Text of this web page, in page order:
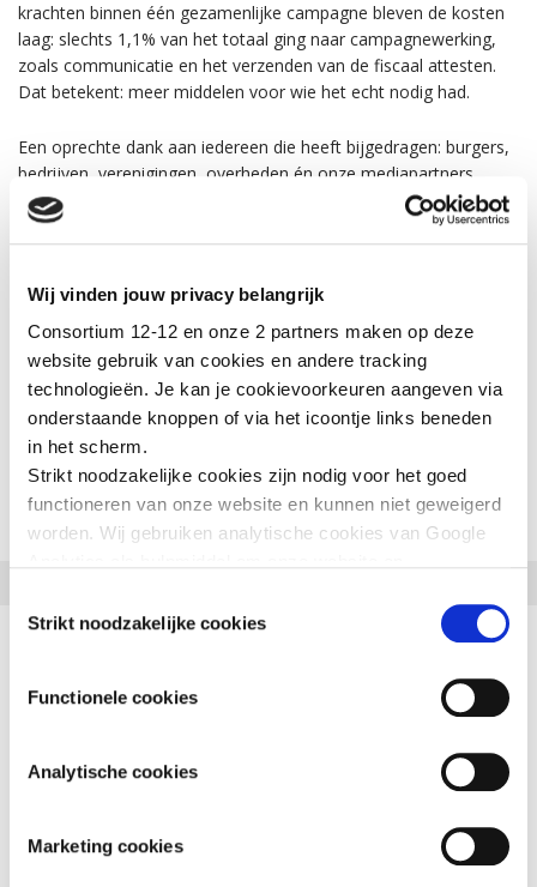
Wij vinden jouw privacy belangrijk
Consortium 12-12 en onze 2 partners maken op deze
website gebruik van cookies en andere tracking
technologieën. Je kan je cookievoorkeuren aangeven via
onderstaande knoppen of via het icoontje links beneden
in het scherm.
Strikt noodzakelijke cookies zijn nodig voor het goed
functioneren van onze website en kunnen niet geweigerd
worden. Wij gebruiken analytische cookies van Google
zorgen ervoor dat je de embedded video’s van YouTube
spamfilter te activeren. Wij en onze partners gebruiken
marketingcookies om je surfgedrag in kaart te brengen
er meer over in onze
Strikt noodzakelijke cookies
Functionele cookies
Analytische cookies
Marketing cookies
krachten binnen één gezamenlijke campagne bleven de kosten
laag: slechts 1,1% van het totaal ging naar campagnewerking,
zoals communicatie en het verzenden van de fiscaal attesten.
Dat betekent: meer middelen voor wie het echt nodig had.
Een oprechte dank aan iedereen die heeft bijgedragen: burgers,
bedrijven, verenigingen, overheden én onze mediapartners.
Benieuwd naar wat uw steun heeft mogelijk gemaakt?Lees
GERELATEERD NIEUWS
Verslag van de activiteiten in
EEN JAAR NA DE
AARDBEVINGEN
De hulp in Syrië en Turkije